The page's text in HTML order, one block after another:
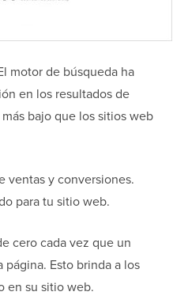
motor de búsqueda ha
en los resultados de
bajo que los sitios web
ventas y conversiones.
para tu sitio web.
cero cada vez que un
página. Esto brinda a los
en su sitio web.